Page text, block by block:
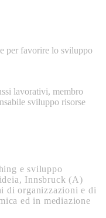
per favorire lo sviluppo
lavorativi, membro
sviluppo risorse
e sviluppo
Innsbruck (A)
di organizzazioni e di
ed in mediazione